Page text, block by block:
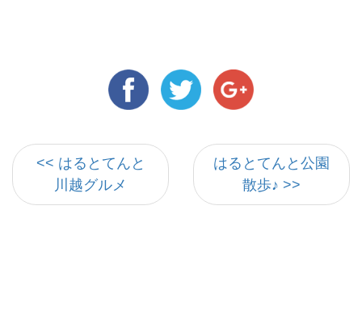
<< はるとてんと
川越グルメ
はるとてんと公園
散歩♪ >>